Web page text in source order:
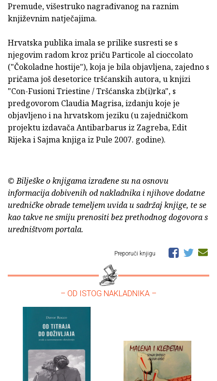
Premude, višestruko nagrađivanog na raznim
književnim natječajima.
Hrvatska publika imala se prilike susresti se s
njegovim radom kroz priču Particole al cioccolato
("Čokoladne hostije"), koja je bila objavljena, zajedno s
pričama još desetorice tršćanskih autora, u knjizi
"Con-Fusioni Triestine / Tršćanska zb(i)rka", s
predgovorom Claudia Magrisa, izdanju koje je
objavljeno i na hrvatskom jeziku (u zajedničkom
projektu izdavača Antibarbarus iz Zagreba, Edit
Rijeka i Sajma knjiga iz Pule 2007. godine).
© Bilješke o knjigama izrađene su na osnovu
informacija dobivenih od nakladnika i njihove dodatne
uredničke obrade temeljem uvida u sadržaj knjige, te se
kao takve ne smiju prenositi bez prethodnog dogovora s
uredništvom portala.
Preporuči knjigu
– OD ISTOG NAKLADNIKA –